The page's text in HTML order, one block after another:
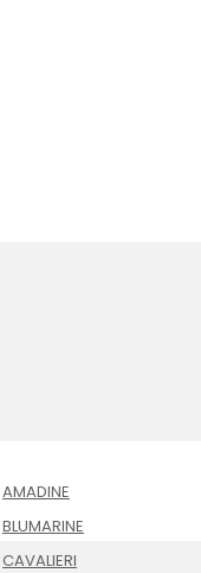
AMADINE
BLUMARINE
CAVALIERI